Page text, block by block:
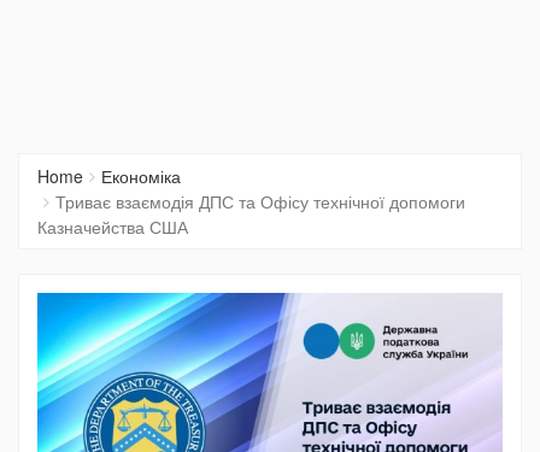
Home
Економіка
Триває взаємодія ДПС та Офісу технічної допомоги
Казначейства США